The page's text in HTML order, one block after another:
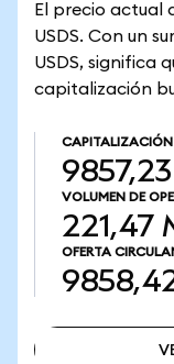
El precio actual
USDS. Con un
USDS, significa
capitalización
CAPITALIZACIÓN
VOLUMEN DE
221,47
OFERTA